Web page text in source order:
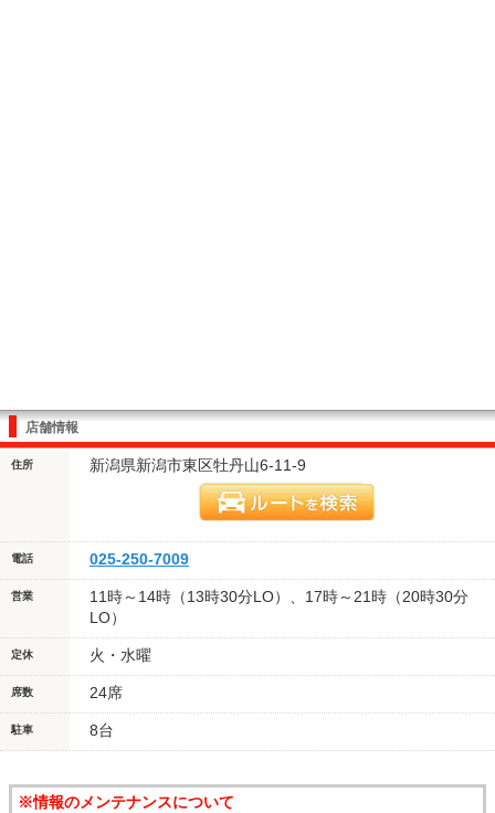
店舗情報
住所 新潟県新潟市東区牡丹山6-11-9
電話 025-250-7009
営業
11時～14時（13時30分LO）、17時～21時（20時30分
LO）
定休 火・水曜
席数 24席
駐車 8台
※情報のメンテナンスについて